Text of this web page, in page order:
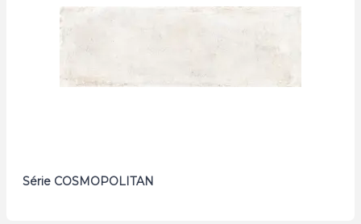
Série COSMOPOLITAN